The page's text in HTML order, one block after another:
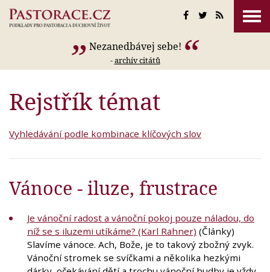
Nezanedbávej sebe!
-archív citátů
Rejstřík témat
Vyhledávání podle kombinace klíčových slov
Vánoce - iluze, frustrace
Je vánoční radost a vánoční pokoj pouze náladou, do
níž se s iluzemi utíkáme? (Karl Rahner) (Články)
Slavíme vánoce. Ach, Bože, je to takový zbožný zvyk.
Vánoční stromek se svíčkami a několika hezkými